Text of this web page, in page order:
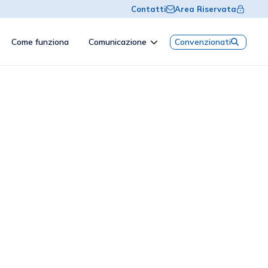
Contatti Area Riservata
Come funziona Comunicazione Convenzionati